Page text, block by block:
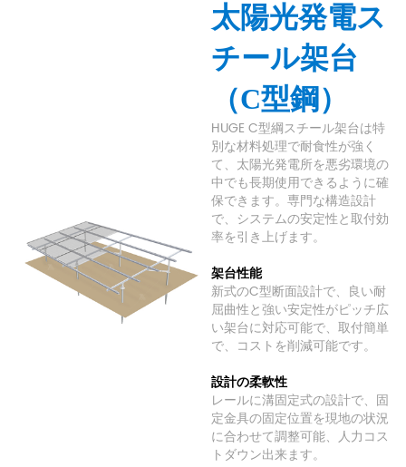
太陽光発電ス
チール架台
（C型鋼）
HUGE C型綱スチール架台は特
別な材料処理で耐食性が強く
て、太陽光発電所を悪劣環境の
中でも長期使用できるように確
保できます。専門な構造設計
で、システムの安定性と取付効
率を引き上げます。
架台性能
新式のC型断面設計で、良い耐
屈曲性と強い安定性がピッチ広
い架台に対応可能で、取付簡単
で、コストを削減可能です。
設計の柔軟性
レールに溝固定式の設計で、固
定金具の固定位置を現地の状況
に合わせて調整可能、人力コス
トダウン出来ます。